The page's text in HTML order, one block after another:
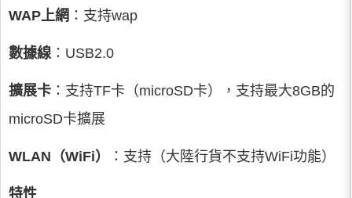
WAP上網 ：支持wap
數據線：USB2.0
擴展卡 ：支持TF卡（microSD卡），支持最大8GB的
microSD卡擴展
WLAN（WiFi） ：支持（大陸行貨不支持WiFi功能）
特性